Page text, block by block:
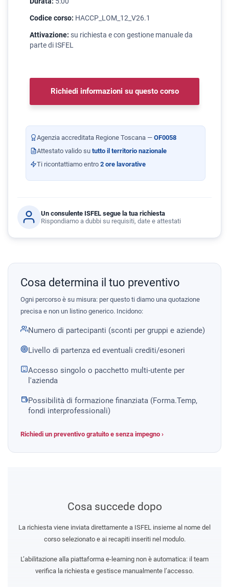
Codice corso: HACCP_LOM_12_V26.1
Attivazione: su richiesta e con gestione manuale da
parte di ISFEL
Richiedi informazioni su questo corso
Agenzia accreditata Regione Toscana — OF0058
Attestato valido su tutto il territorio nazionale
Ti ricontattiamo entro 2 ore lavorative
Un consulente ISFEL segue la tua richiesta
Rispondiamo a dubbi su requisiti, date e attestati
Cosa determina il tuo preventivo
Ogni percorso è su misura: per questo ti diamo una quotazione
precisa e non un listino generico. Incidono:
Numero di partecipanti (sconti per gruppi e aziende)
Livello di partenza ed eventuali crediti/esoneri
Accesso singolo o pacchetto multi-utente per
l'azienda
Possibilità di formazione finanziata (Forma.Temp,
fondi interprofessionali)
Richiedi un preventivo gratuito e senza impegno ›
Cosa succede dopo
La richiesta viene inviata direttamente a ISFEL insieme al nome del
corso selezionato e ai recapiti inseriti nel modulo.
L’abilitazione alla piattaforma e-learning non è automatica: il team
verifica la richiesta e gestisce manualmente l’accesso.